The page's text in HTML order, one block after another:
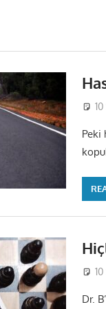
Peki
Dr.